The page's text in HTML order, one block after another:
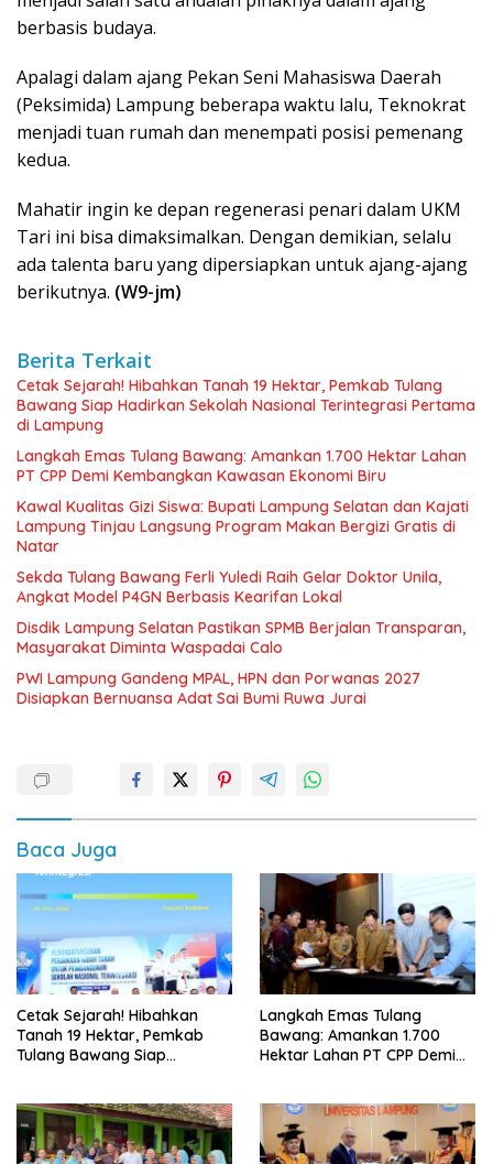
berbasis budaya.
Apalagi dalam ajang Pekan Seni Mahasiswa Daerah
(Peksimida) Lampung beberapa waktu lalu, Teknokrat
menjadi tuan rumah dan menempati posisi pemenang
kedua.
Mahatir ingin ke depan regenerasi penari dalam UKM
Tari ini bisa dimaksimalkan. Dengan demikian, selalu
ada talenta baru yang dipersiapkan untuk ajang-ajang
berikutnya. (W9-jm)
Berita Terkait
Cetak Sejarah! Hibahkan Tanah 19 Hektar, Pemkab Tulang
Bawang Siap Hadirkan Sekolah Nasional Terintegrasi Pertama
di Lampung
Langkah Emas Tulang Bawang: Amankan 1.700 Hektar Lahan
PT CPP Demi Kembangkan Kawasan Ekonomi Biru
Kawal Kualitas Gizi Siswa: Bupati Lampung Selatan dan Kajati
Lampung Tinjau Langsung Program Makan Bergizi Gratis di
Natar
Sekda Tulang Bawang Ferli Yuledi Raih Gelar Doktor Unila,
Angkat Model P4GN Berbasis Kearifan Lokal
Disdik Lampung Selatan Pastikan SPMB Berjalan Transparan,
Masyarakat Diminta Waspadai Calo
PWI Lampung Gandeng MPAL, HPN dan Porwanas 2027
Disiapkan Bernuansa Adat Sai Bumi Ruwa Jurai
Baca Juga
Cetak Sejarah! Hibahkan
Tanah 19 Hektar, Pemkab
Tulang Bawang Siap
Lampung
Langkah Emas Tulang
Bawang: Amankan 1.700
Hektar Lahan PT CPP Demi